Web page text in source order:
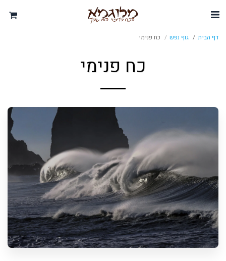
דף הבית גוף נפש כח פנימי
כח פנימי